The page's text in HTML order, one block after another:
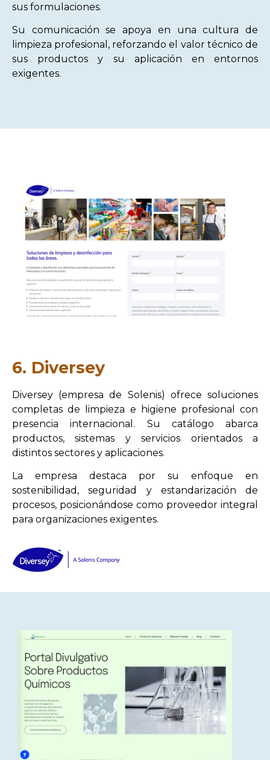
sus formulaciones.
Su comunicación se apoya en una cultura de
limpieza profesional, reforzando el valor técnico de
sus productos y su aplicación en entornos
exigentes.
6. Diversey
Diversey (empresa de Solenis) ofrece soluciones
completas de limpieza e higiene profesional con
presencia internacional. Su catálogo abarca
productos, sistemas y servicios orientados a
distintos sectores y aplicaciones.
La empresa destaca por su enfoque en
sostenibilidad, seguridad y estandarización de
procesos, posicionándose como proveedor integral
para organizaciones exigentes.